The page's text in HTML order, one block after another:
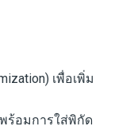
เพื่อเพิ่ม
ร้อมการใส่พิกัด